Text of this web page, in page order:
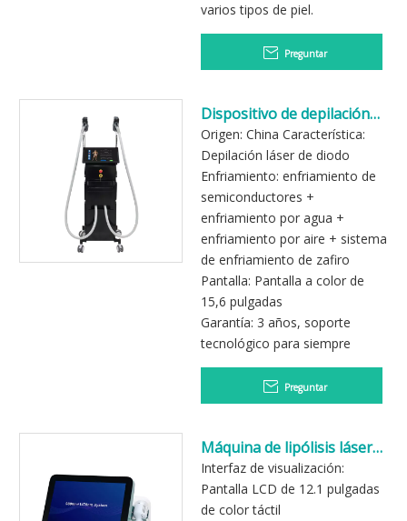
varios tipos de piel.
Preguntar
Dispositivo de depilación
láser con piezas de mano
duales de nuevo diseño
Origen: China Característica:
Depilación láser de diodo
Enfriamiento: enfriamiento de
semiconductores +
enfriamiento por agua +
enfriamiento por aire + sistema
de enfriamiento de zafiro
Pantalla: Pantalla a color de
15,6 pulgadas
Garantía: 3 años, soporte
tecnológico para siempre
Preguntar
Máquina de lipólisis láser
de diodo de 980 nm 1470
nm
Interfaz de visualización:
Pantalla LCD de 12.1 pulgadas
de color táctil